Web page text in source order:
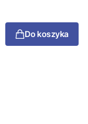
Do koszyka